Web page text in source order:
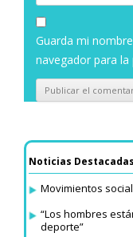
Guarda mi
navegador para
Noticias Destacadas
Movimientos
“Los hombres
deporte”